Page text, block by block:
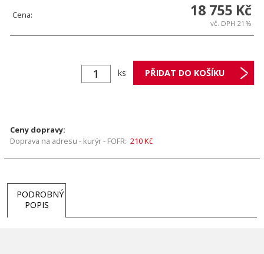
Cena: 18 755 Kč
vč. DPH 21%
ks
Ceny dopravy:
Doprava na adresu - kurýr - FOFR: 210 Kč
PODROBNÝ
POPIS